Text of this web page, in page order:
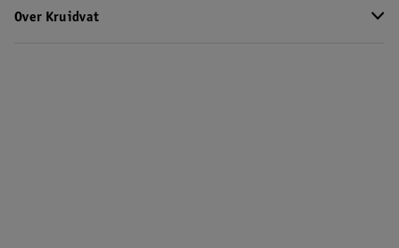
Over Kruidvat